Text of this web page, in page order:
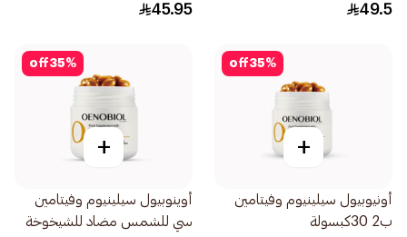
49.5
45.95
35%
off
+
أونيوبيول سيلينيوم وفيتامين
ب2 30كبسولة
35%
off
+
أوينوبيول سيلينيوم وفيتامين
سي للشمس مضاد للشيخوخة